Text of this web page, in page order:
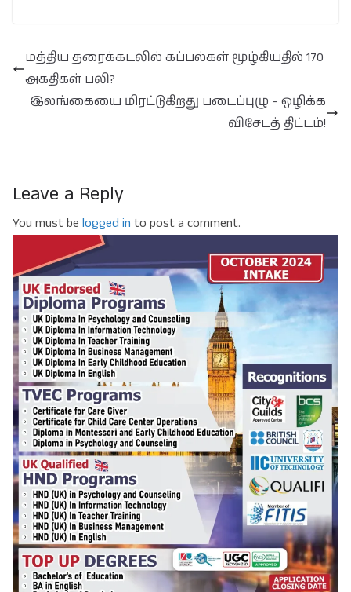
மத்திய தரைக்கடலில் கப்பல்கள் மூழ்கியதில் 170
அகதிகள் பலி?
இலங்கையை மிரட்டுகிறது படைப்புழு – ஒழிக்க
விசேடத் திட்டம்!
Leave a Reply
You must be logged in to post a comment.